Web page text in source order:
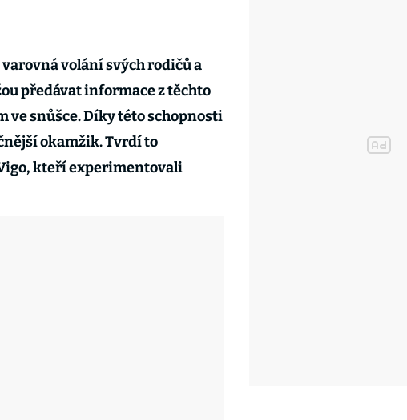
volání svých rodičů a
předávat informace z těchto
snůšce. Díky této schopnosti
okamžik. Tvrdí to
kteří experimentovali